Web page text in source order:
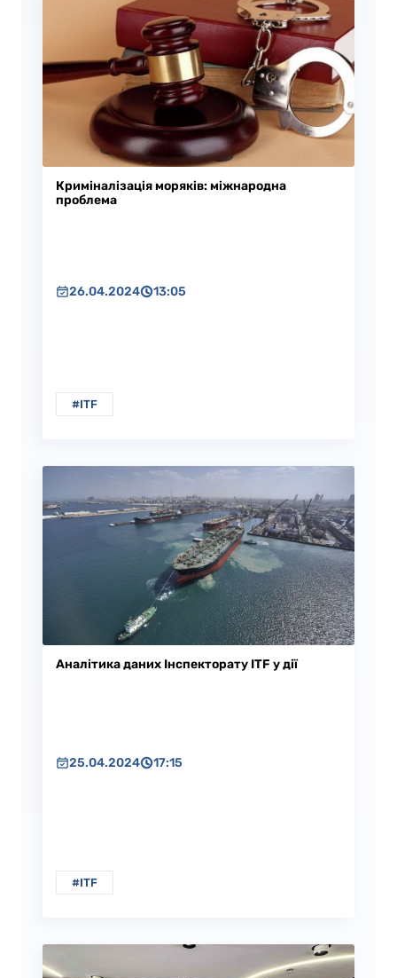
Криміналізація моряків: міжнародна
проблема
26.04.2024 13:05
#ITF
Аналітика даних Інспекторату ITF у дії
25.04.2024 17:15
#ITF